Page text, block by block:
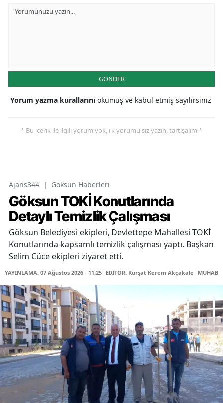
GÖNDER
Yorum yazma kurallarını okumuş ve kabul etmiş sayılırsınız
* Bu içerik ile ilgili yorum yok, ilk yorumu siz yazın, tartışalım *
Ajans344 | Göksun Haberleri
Göksun TOKİ Konutlarında
Detaylı Temizlik Çalışması
Göksun Belediyesi ekipleri, Devlettepe Mahallesi TOKİ
Konutlarında kapsamlı temizlik çalışması yaptı. Başkan
Selim Cüce ekipleri ziyaret etti.
YAYINLAMA: 07 Ağustos 2026 - 11:25 EDİTÖR: Kürşat Kerem Akçakale